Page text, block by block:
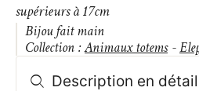
supérieurs à 17cm
Bijou fait main
Collection :Animaux totems -
Description en détail